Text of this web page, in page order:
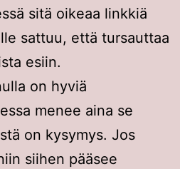
sitä oikeaa linkkiä
sattuu, että tursauttaa
esiin.
on hyviä
menee aina se
on kysymys. Jos
siihen pääsee